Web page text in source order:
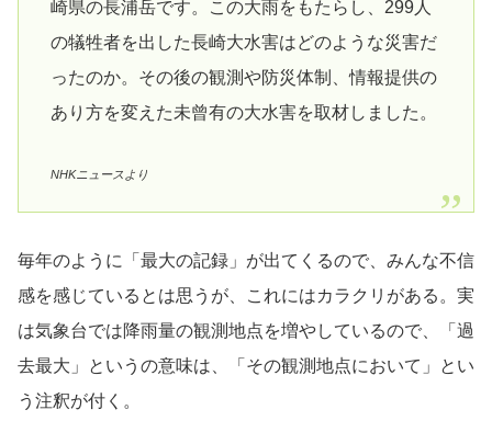
崎県の長浦岳です。この大雨をもたらし、299人
の犠牲者を出した長崎大水害はどのような災害だ
ったのか。その後の観測や防災体制、情報提供の
あり方を変えた未曾有の大水害を取材しました。
NHKニュースより
毎年のように「最大の記録」が出てくるので、みんな不信
感を感じているとは思うが、これにはカラクリがある。実
は気象台では降雨量の観測地点を増やしているので、「過
去最大」というの意味は、「その観測地点において」とい
う注釈が付く。